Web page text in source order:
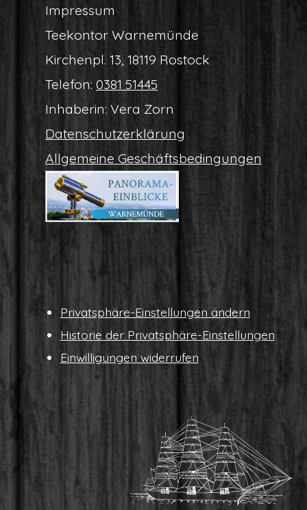
Impres­sum
Tee­kon­tor Warnemünde
Kir­chen­pl. 13, 18119 Rostock
Tele­fon: 0381 51445
Inha­be­rin: Vera Zorn
Daten­schutz­er­klä­rung
All­ge­mei­ne Geschäftsbedingungen
Pri­vat­sphä­re-Ein­stel­lun­gen ändern
His­to­rie der Privatsphäre-Einstellungen
Ein­wil­li­gun­gen widerrufen